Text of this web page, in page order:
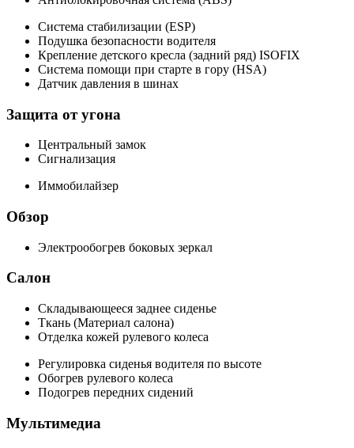
Система стабилизации (ESP)
Подушка безопасности водителя
Крепление детского кресла (задний ряд) ISOFIX
Система помощи при старте в гору (HSA)
Датчик давления в шинах
Защита от угона
Центральный замок
Сигнализация
Иммобилайзер
Обзор
Электрообогрев боковых зеркал
Салон
Складывающееся заднее сиденье
Ткань (Материал салона)
Отделка кожей рулевого колеса
Регулировка сиденья водителя по высоте
Обогрев рулевого колеса
Подогрев передних сидений
Мультимедиа